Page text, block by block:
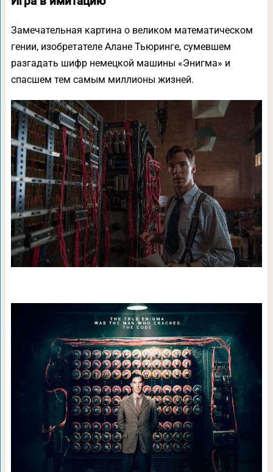
Замечательная картина о великом математическом
гении, изобретателе Алане Тьюринге, сумевшем
разгадать шифр немецкой машины «Энигма» и
спасшем тем самым миллионы жизней.